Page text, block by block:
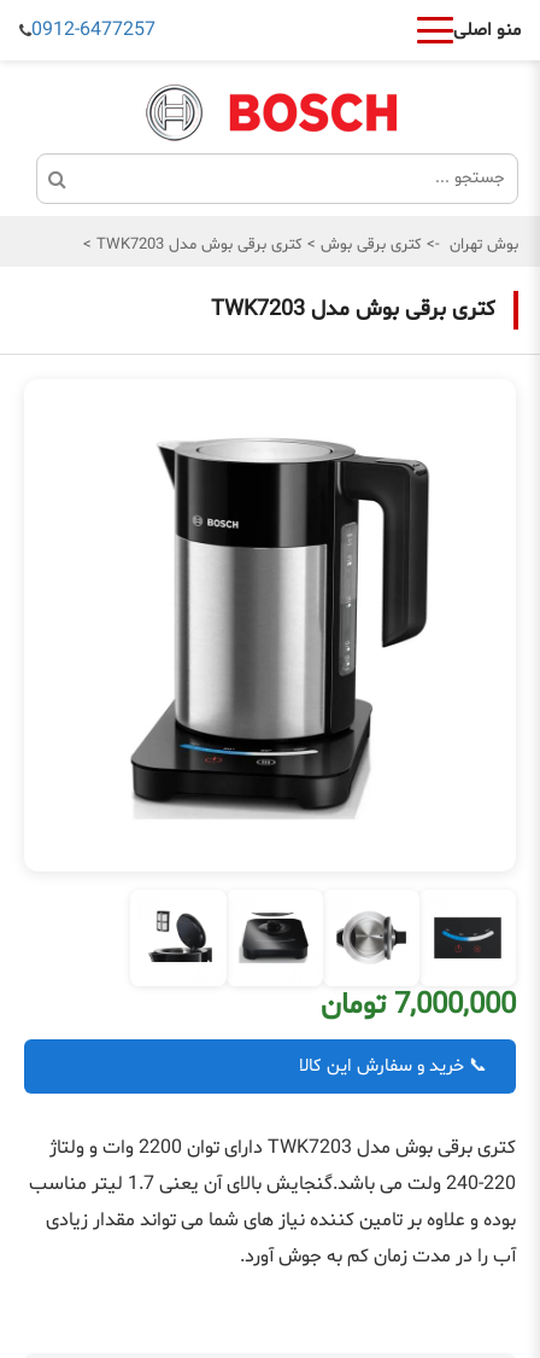
منو اصلی 0912-6477257
بوش تهران -> کتری برقی بوش > کتری برقی بوش مدل TWK7203 >
کتری برقی بوش مدل TWK7203
7,000,000 تومان
📞 خرید و سفارش این کالا
کتری برقی بوش مدل TWK7203
دارای توان 2200 وات و ولتاژ
220-240 ولت می باشد.گنجایش بالای آن یعنی 1.7 لیتر مناسب
بوده و علاوه بر تامین کننده نیاز های شما می تواند مقدار زیادی
آب را در مدت زمان کم به جوش آورد.